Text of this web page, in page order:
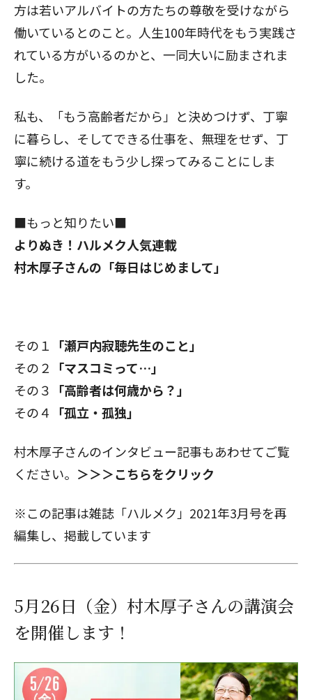
方は若いアルバイトの方たちの尊敬を受けながら
働いているとのこと。人生100年時代をもう実践さ
れている方がいるのかと、一同大いに励まされま
した。
私も、「もう高齢者だから」と決めつけず、丁寧
に暮らし、そしてできる仕事を、無理をせず、丁
寧に続ける道をもう少し探ってみることにしま
す。
■もっと知りたい■
よりぬき！ハルメク人気連載
村木厚子さんの 「毎日はじめまして」
その１ 「瀬戸内寂聴先生のこと」
その２ 「マスコミって…」
その３ 「高齢者は何歳から？」
その４ 「孤立・孤独」
村木厚子さんのインタビュー記事もあわせてご覧
ください。 ＞＞＞こちらをクリック
※この記事は雑誌「ハルメク」2021年3月号を再
編集し、掲載しています
5月26日（金）村木厚子さんの講演会
を開催します！